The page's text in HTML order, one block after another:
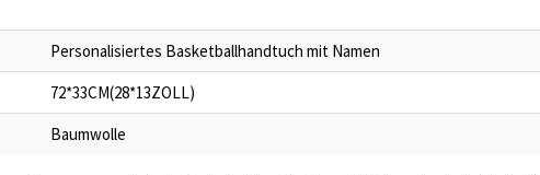
Personalisiertes Basketballhandtuch mit Namen
72*33CM(28*13ZOLL)
Baumwolle